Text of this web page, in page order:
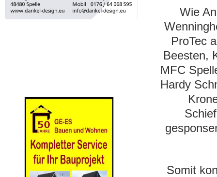
Wie
ProTec
Beesten,
MFC
Hardy
Somit